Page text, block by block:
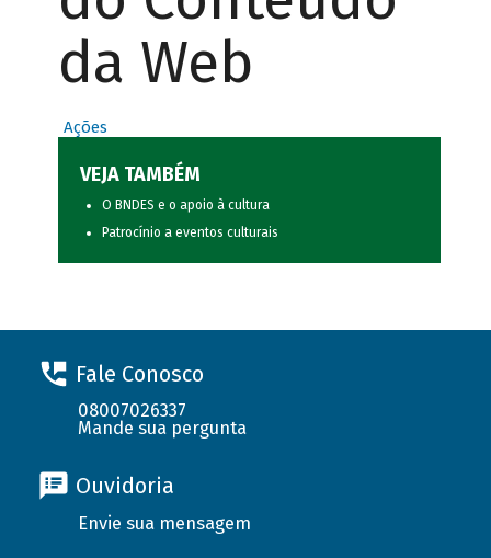
da Web
Ações
VEJA TAMBÉM
O BNDES e o apoio à cultura
Patrocínio a eventos culturais
Fale Conosco
08007026337
Mande sua pergunta
Ouvidoria
Envie sua mensagem